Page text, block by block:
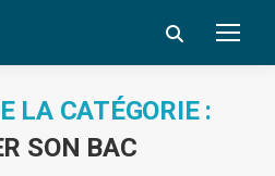
Search:
LA CATÉGORIE :
SON BAC